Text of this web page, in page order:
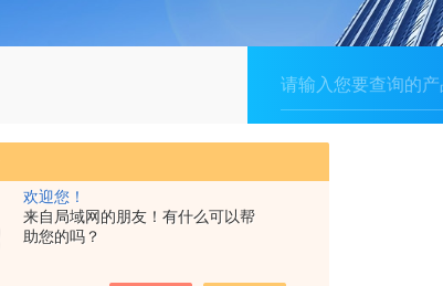
欢迎您！
来自局域网的朋友！有什么可以帮
助您的吗？